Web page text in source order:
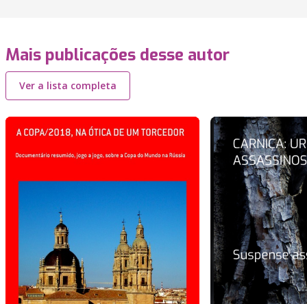
Mais publicações desse autor
Ver a lista completa